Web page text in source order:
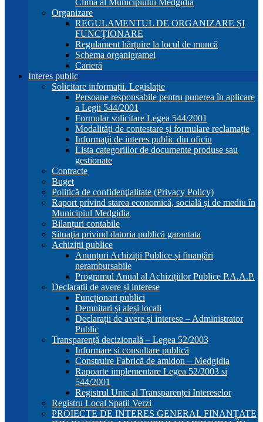
Climă al Municipiului Medgidia
Organizare
REGULAMENTUL DE ORGANIZARE ȘI
FUNCŢIONARE
Regulament hărțuire la locul de muncă
Schema organigramei
Carieră
Interes public
Solicitare informații. Legislație
Persoane responsabile pentru punerea în aplicare
a Legii 544/2001
Formular solicitare Legea 544/2001
Modalităţi de contestare și formulare reclamație
Informaţii de interes public din oficiu
Lista categoriilor de documente produse sau
gestionate
Contracte
Buget
Politică de confidenţialitate (Privacy Policy)
Raport privind starea economică, socială și de mediu în
Municipiul Medgidia
Bilanțuri contabile
Situaţia privind datoria publică garantata
Achiziții publice
Anunțuri Achiziții Publice și finanțări
nerambursabile
Programul Anual al Achizițiilor Publice P.A.A.P.
Declarații de avere și interese
Funcționari publici
Demnitari și aleși locali
Declarații de avere și interese – Administrator
Public
Transparență decizională – Legea 52/2003
Informare si consultare publică
Construire Fabrică de amidon – Medgidia
Rapoarte implementare Legea 52/2003 si
544/2001
Registrul Unic al Transparenței Intereselor
Registru Local Spații Verzi
PROIECTE DE INTERES GENERAL FINANȚATE